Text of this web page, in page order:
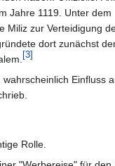
Jahre 1119. Unter dem
Miliz zur Verteidigung
dort zunächst
[3]
Einfluss
Rolle.